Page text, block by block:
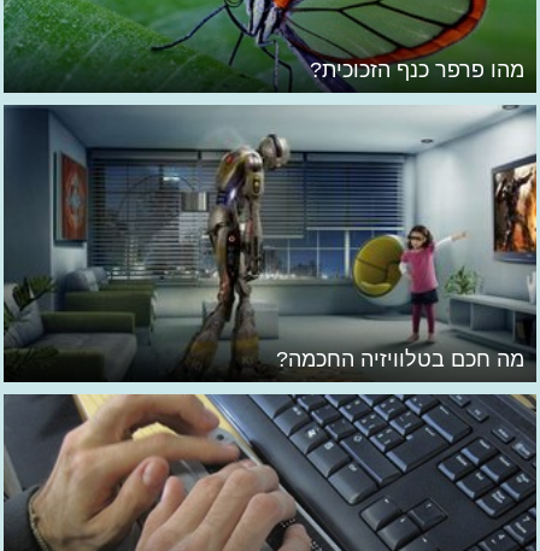
מהו פרפר כנף הזכוכית?
מה חכם בטלוויזיה החכמה?